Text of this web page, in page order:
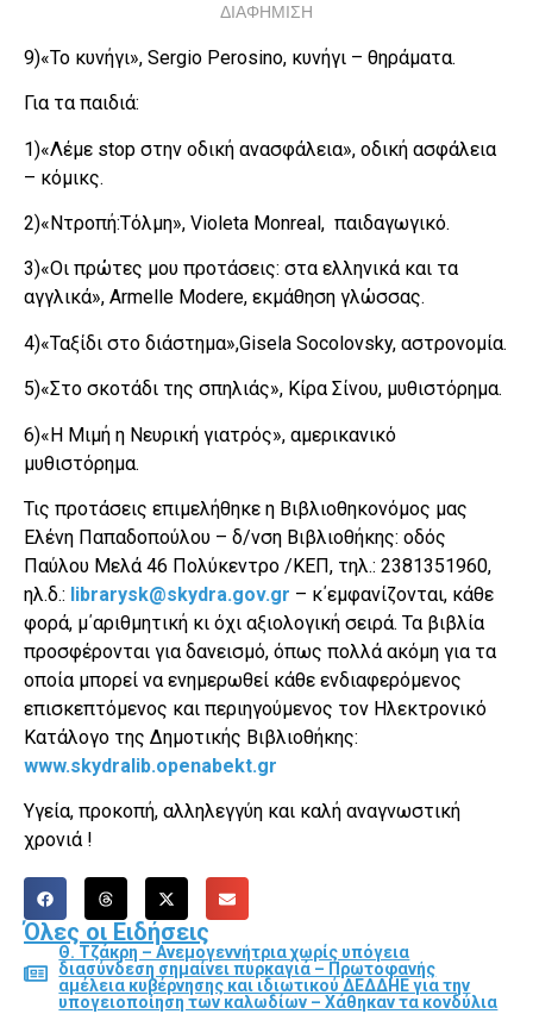
ΔΙΑΦΗΜΙΣΗ
9)«Το κυνήγι», Sergio Perosino, κυνήγι – θηράματα.
Για τα παιδιά:
1)«Λέμε stop στην οδική ανασφάλεια», οδική ασφάλεια
– κόμικς.
2)«Ντροπή:Τόλμη», Violeta Monreal, παιδαγωγικό.
3)«Οι πρώτες μου προτάσεις: στα ελληνικά και τα
αγγλικά», Armelle Modere, εκμάθηση γλώσσας.
4)«Ταξίδι στο διάστημα»,Gisela Socolovsky, αστρονομία.
5)«Στο σκοτάδι της σπηλιάς», Κίρα Σίνου, μυθιστόρημα.
6)«Η Μιμή η Νευρική γιατρός», αμερικανικό
μυθιστόρημα.
Τις προτάσεις επιμελήθηκε η Βιβλιοθηκονόμος μας
Ελένη Παπαδοπούλου – δ/νση Βιβλιοθήκης: οδός
Παύλου Μελά 46 Πολύκεντρο /ΚΕΠ, τηλ.: 2381351960,
ηλ.δ.: librarysk@skydra.gov.gr – κ΄εμφανίζονται, κάθε
φορά, μ΄αριθμητική κι όχι αξιολογική σειρά. Τα βιβλία
προσφέρονται για δανεισμό, όπως πολλά ακόμη για τα
οποία μπορεί να ενημερωθεί κάθε ενδιαφερόμενος
επισκεπτόμενος και περιηγούμενος τον Ηλεκτρονικό
Κατάλογο της Δημοτικής Βιβλιοθήκης:
www.skydralib.openabekt.gr
Υγεία, προκοπή, αλληλεγγύη και καλή αναγνωστική
χρονιά !
Όλες οι Ειδήσεις
Θ. Τζάκρη – Ανεμογεννήτρια χωρίς υπόγεια
διασύνδεση σημαίνει πυρκαγιά – Πρωτοφανής
αμέλεια κυβέρνησης και ιδιωτικού ΔΕΔΔΗΕ για την
υπογειοποίηση των καλωδίων – Χάθηκαν τα κονδύλια